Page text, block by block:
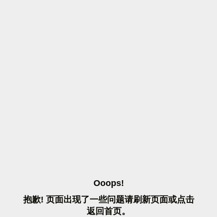
OOOPS!
抱歉! 页面出现了一些问题请刷 新页面或点击
返 回首页。